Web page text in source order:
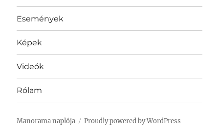
Események
Képek
Videók
Rólam
Manorama naplója Proudly powered by WordPress